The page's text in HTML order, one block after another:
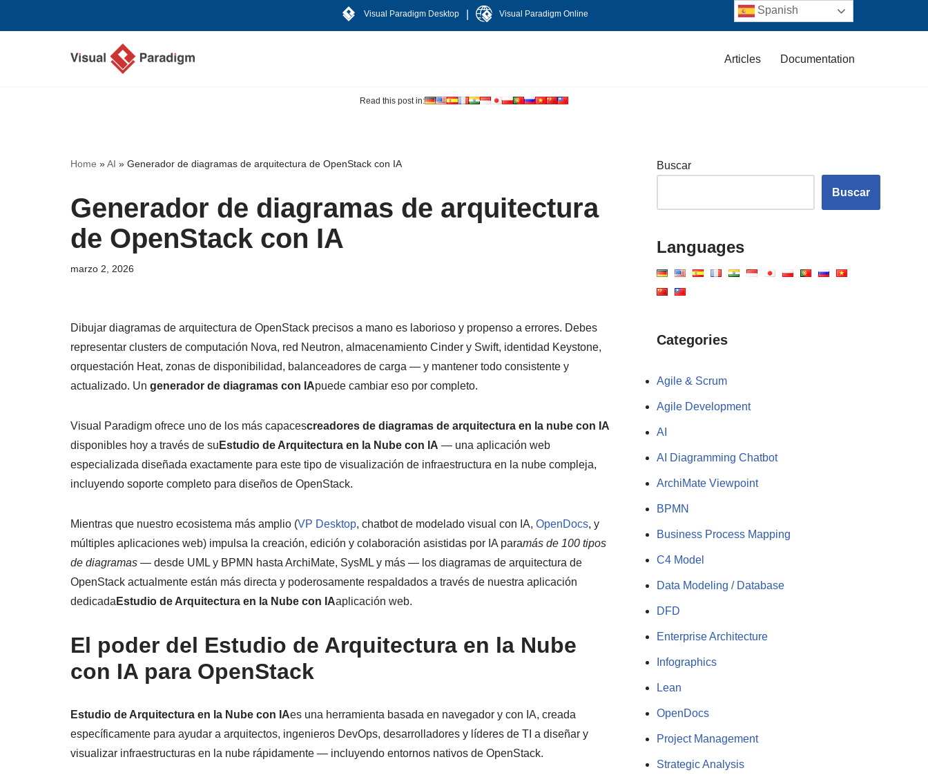
Visual Paradigm Desktop Visual Paradigm Online
Articles Documentation
Read this post in:
Home »AI » Generador de diagramas de arquitectura de OpenStack con IA
Generador de diagramas de arquitectura
de OpenStack con IA
marzo 2, 2026
Dibujar diagramas de arquitectura de OpenStack precisos a mano es laborioso y propenso a errores. Debes
representar clusters de computación Nova, red Neutron, almacenamiento Cinder y Swift, identidad Keystone,
orquestación Heat, zonas de disponibilidad, balanceadores de carga — y mantener todo consistente y
actualizado. Un generador de diagramas con IApuede cambiar eso por completo.
Visual Paradigm ofrece uno de los más capacescreadores de diagramas de arquitectura en la nube con IA
disponibles hoy a través de su Estudio de Arquitectura en la Nube con IA — una aplicación web
especializada diseñada exactamente para este tipo de visualización de infraestructura en la nube compleja,
incluyendo soporte completo para diseños de OpenStack.
Mientras que nuestro ecosistema más amplio (VP Desktop, chatbot de modelado visual con IA, OpenDocs, y
múltiples aplicaciones web) impulsa la creación, edición y colaboración asistidas por IA paramás de 100 tipos
de diagramas — desde UML y BPMN hasta ArchiMate, SysML y más — los diagramas de arquitectura de
OpenStack actualmente están más directa y poderosamente respaldados a través de nuestra aplicación
dedicada Estudio de Arquitectura en la Nube con IAaplicación web.
El poder del Estudio de Arquitectura en la Nube
con IA para OpenStack
Estudio de Arquitectura en la Nube con IAes una herramienta basada en navegador y con IA, creada
específicamente para ayudar a arquitectos, ingenieros DevOps, desarrolladores y líderes de TI a diseñar y
visualizar infraestructuras en la nube rápidamente — incluyendo entornos nativos de OpenStack.
Buscar
Buscar
Languages
Categories
Agile & Scrum
Agile Development
AI
AI Diagramming Chatbot
ArchiMate Viewpoint
BPMN
Business Process Mapping
C4 Model
Data Modeling / Database
DFD
Enterprise Architecture
Infographics
Lean
OpenDocs
Project Management
Strategic Analysis
Spanish